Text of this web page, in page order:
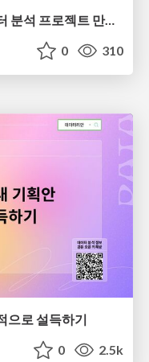
마케팅 직무에 무기가 되는 데이터 분석 프로젝트 만드는 법 | 이재림
0 310
으로 설득하기
0 2.5k